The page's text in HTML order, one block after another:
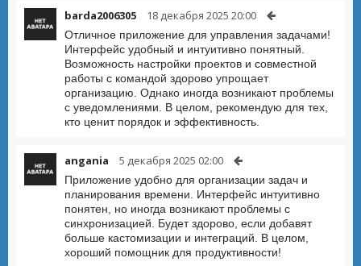
barda2006305 18 декабря 2025 20:00
Отличное приложение для управления задачами!
Интерфейс удобный и интуитивно понятный.
Возможность настройки проектов и совместной
работы с командой здорово упрощает
организацию. Однако иногда возникают проблемы
с уведомлениями. В целом, рекомендую для тех,
кто ценит порядок и эффективность.
angania 5 декабря 2025 02:00
Приложение удобно для организации задач и
планирования времени. Интерфейс интуитивно
понятен, но иногда возникают проблемы с
синхронизацией. Будет здорово, если добавят
больше кастомизации и интеграций. В целом,
хороший помощник для продуктивности!